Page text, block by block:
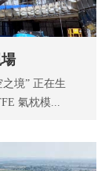
境” 正在生
氣枕模...